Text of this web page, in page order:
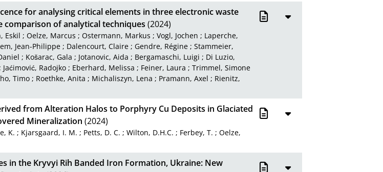
for analysing critical elements in three electronic waste
comparison of analytical techniques (2024)
Eskil ;Oelze, Marcus ;Ostermann, Markus ;Vogl, Jochen ; Laperche,
Jean-Philippe; Dalencourt, Claire; Gendre, Régine; Stammeier,
; Košarac, Gala ; Jotanovic, Aida ; Bergamaschi, Luigi ; Di Luzio,
Jaćimović, Radojko; Eberhard, Melissa ; Feiner, Laura ; Trimmel, Simone
Timo; Roethke, Anita ; Michaliszyn, Lena ; Pramann, Axel ; Rienitz,
from Alteration Halos to Porphyry Cu Deposits in Glaciated
Mineralization (2024)
K. ; Kjarsgaard, I. M. ; Petts, D. C. ;Wilton, D.H.C. ; Ferbey, T. ;Oelze,
in the Kryvyi Rih Banded Iron Formation, Ukraine: New